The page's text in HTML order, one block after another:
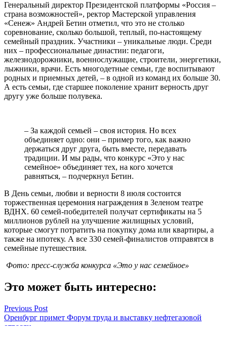
Генеральный директор Президентской платформы «Россия –
страна возможностей», ректор Мастерской управления
«Сенеж» Андрей Бетин отметил, что это не столько
соревнование, сколько большой, теплый, по-настоящему
семейный праздник. Участники – уникальные люди. Среди
них – профессиональные династии: педагоги,
железнодорожники, военнослужащие, строители, энергетики,
лыжники, врачи. Есть многодетные семьи, где воспитывают
родных и приемных детей, – в одной из команд их больше 30.
А есть семьи, где старшее поколение хранит верность друг
другу уже больше полувека.
– За каждой семьей – своя история. Но всех
объединяет одно: они – пример того, как важно
держаться друг друга, быть вместе, передавать
традиции. И мы рады, что конкурс «Это у нас
семейное» объединяет тех, на кого хочется
равняться, – подчеркнул Бетин.
В День семьи, любви и верности 8 июля состоится
торжественная церемония награждения в Зеленом театре
ВДНХ. 60 семей-победителей получат сертификаты на 5
миллионов рублей на улучшение жилищных условий,
которые смогут потратить на покупку дома или квартиры, а
также на ипотеку. А все 330 семей-финалистов отправятся в
семейные путешествия.
Фото: пресс-служба конкурса «Это у нас семейное»
Это может быть интересно:
Навигация
по
Previous Post
Оренбург примет Форум труда и выставку нефтегазовой
отрасли